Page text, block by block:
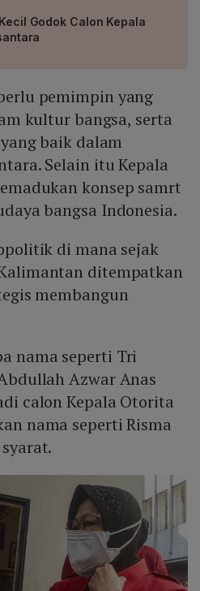
Godok Calon Kepala
pemimpin yang
kultur bangsa, serta
baik dalam
Selain itu Kepala
konsep samrt
bangsa Indonesia.
di mana sejak
ditempatkan
membangun
nama seperti Tri
Azwar Anas
calon Kepala Otorita
nama seperti Risma